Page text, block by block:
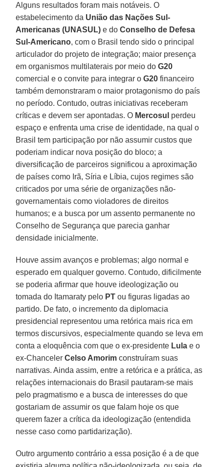
Alguns resultados foram mais notáveis. O
estabelecimento da União das Nações Sul-
Americanas (UNASUL) e doConselho de Defesa
Sul-Americano, com o Brasil tendo sido o principal
articulador do projeto de integração; maior presença
em organismos multilaterais por meio doG20
comercial e o convite para integrar oG20 financeiro
também demonstraram o maior protagonismo do país
no período. Contudo, outras iniciativas receberam
críticas e devem ser apontadas. O Mercosul perdeu
espaço e enfrenta uma crise de identidade, na qual o
Brasil tem participação por não assumir custos que
poderiam indicar nova posição do bloco; a
diversificação de parceiros significou a aproximação
de países como Irã, Síria e Líbia, cujos regimes são
criticados por uma série de organizações não-
governamentais como violadores de direitos
humanos; e a busca por um assento permanente no
Conselho de Segurança que parecia ganhar
densidade inicialmente.
Houve assim avanços e problemas; algo normal e
esperado em qualquer governo. Contudo, dificilmente
se poderia afirmar que houve ideologização ou
tomada do Itamaraty pelo PT ou figuras ligadas ao
partido. De fato, o incremento da diplomacia
presidencial representou uma retórica mais rica em
termos discursivos, especialmente quando se leva em
conta a eloquência com que o ex-presidente Lula e o
ex-ChancelerCelso Amorim construíram suas
narrativas. Ainda assim, entre a retórica e a prática, as
relações internacionais do Brasil pautaram-se mais
pelo pragmatismo e a busca de interesses do que
gostariam de assumir os que falam hoje os que
querem fazer a crítica da ideologização (entendida
nesse caso como partidarização).
Outro argumento contrário a essa posição é a de que